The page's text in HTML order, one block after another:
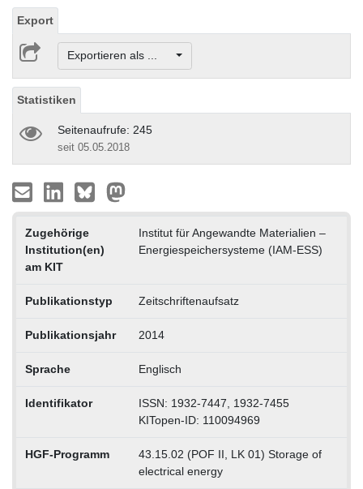
Export
Exportieren als ...
Statistiken
Seitenaufrufe: 245
seit 05.05.2018
Zugehörige
Institution(en)
am KIT
Institut für Angewandte Materialien –
Energiespeichersysteme (IAM-ESS)
Publikationstyp Zeitschriftenaufsatz
Publikationsjahr 2014
Sprache Englisch
Identifikator
ISSN: 1932-7447, 1932-7455
KITopen-ID: 110094969
HGF-Programm
43.15.02 (POF II, LK 01) Storage of
electrical energy